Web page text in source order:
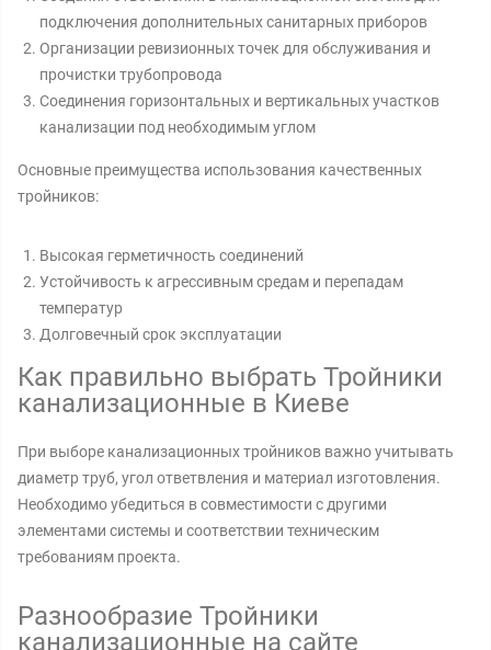
подключения дополнительных санитарных приборов
Организации ревизионных точек для обслуживания и
прочистки трубопровода
Соединения горизонтальных и вертикальных участков
канализации под необходимым углом
Основные преимущества использования качественных
тройников:
Высокая герметичность соединений
Устойчивость к агрессивным средам и перепадам
температур
Долговечный срок эксплуатации
Как правильно выбрать Тройники
канализационные в Киеве
При выборе канализационных тройников важно учитывать
диаметр труб, угол ответвления и материал изготовления.
Необходимо убедиться в совместимости с другими
элементами системы и соответствии техническим
требованиям проекта.
Разнообразие Тройники
канализационные на сайте